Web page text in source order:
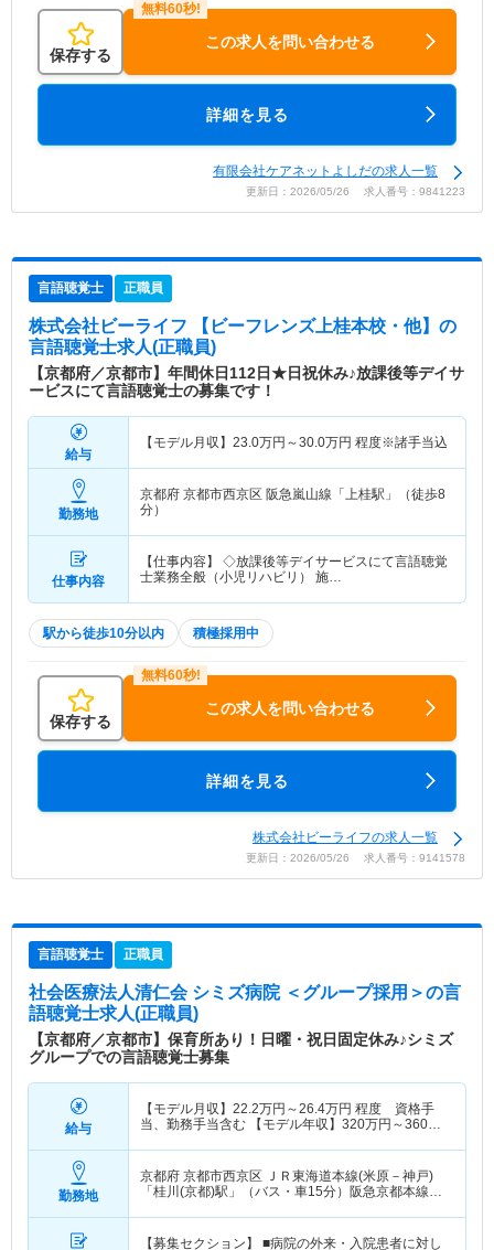
保存する
この求人を問い合わせる
詳細を見る
有限会社ケアネットよしだの求人一覧
更新日：2026/05/26 求人番号：9841223
言語聴覚士 正職員
株式会社ビーライフ 【ビーフレンズ上桂本校・他】 の
言語聴覚士求人(正職員)
【京都府／京都市】年間休日112日★日祝休み♪放課後等デイサ
ービスにて言語聴覚士の募集です！
給与
【モデル月収】 23.0万円～30.0万円 程度※諸手当込
勤務地
京都府 京都市西京区 阪急嵐山線「上桂駅」（徒歩8
分）
仕事内容
【仕事内容】 ◇放課後等デイサービスにて言語聴覚
士業務全般（小児リハビリ） 施…
駅から徒歩10分以内 積極採用中
保存する
この求人を問い合わせる
詳細を見る
株式会社ビーライフの求人一覧
更新日：2026/05/26 求人番号：9141578
言語聴覚士 正職員
社会医療法人清仁会 シミズ病院 ＜グループ採用＞の言
語聴覚士求人(正職員)
【京都府／京都市】保育所あり！日曜・祝日固定休み♪シミズ
グループでの言語聴覚士募集
給与
【モデル月収】 22.2万円～26.4万円 程度 資格手
当、勤務手当含む 【モデル年収】 320万円～360万
勤務地
京都府 京都市西京区 ＪＲ東海道本線(米原－神戸)
「桂川(京都)駅」（バス・車15分）阪急京都本線
【募集セクション】 ■病院の外来・入院患者に対し